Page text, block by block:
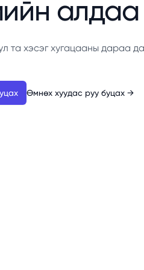
алдаа
та хэсэг хугацааны дараа
Өмнөх хуудас руу буцах →